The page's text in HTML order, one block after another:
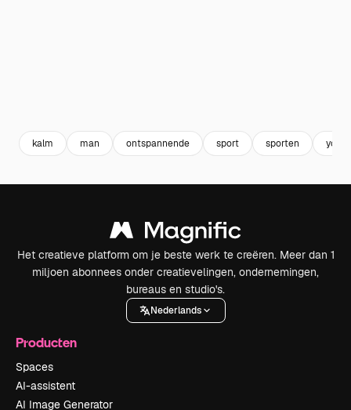
kalm man ontspannende sport sporten yoga
Het creatieve platform om je beste werk te creëren. Meer dan 1
miljoen abonnees onder creatievelingen, ondernemingen,
bureaus en studio's.
Nederlands
Producten
Spaces
AI-assistent
AI Image Generator